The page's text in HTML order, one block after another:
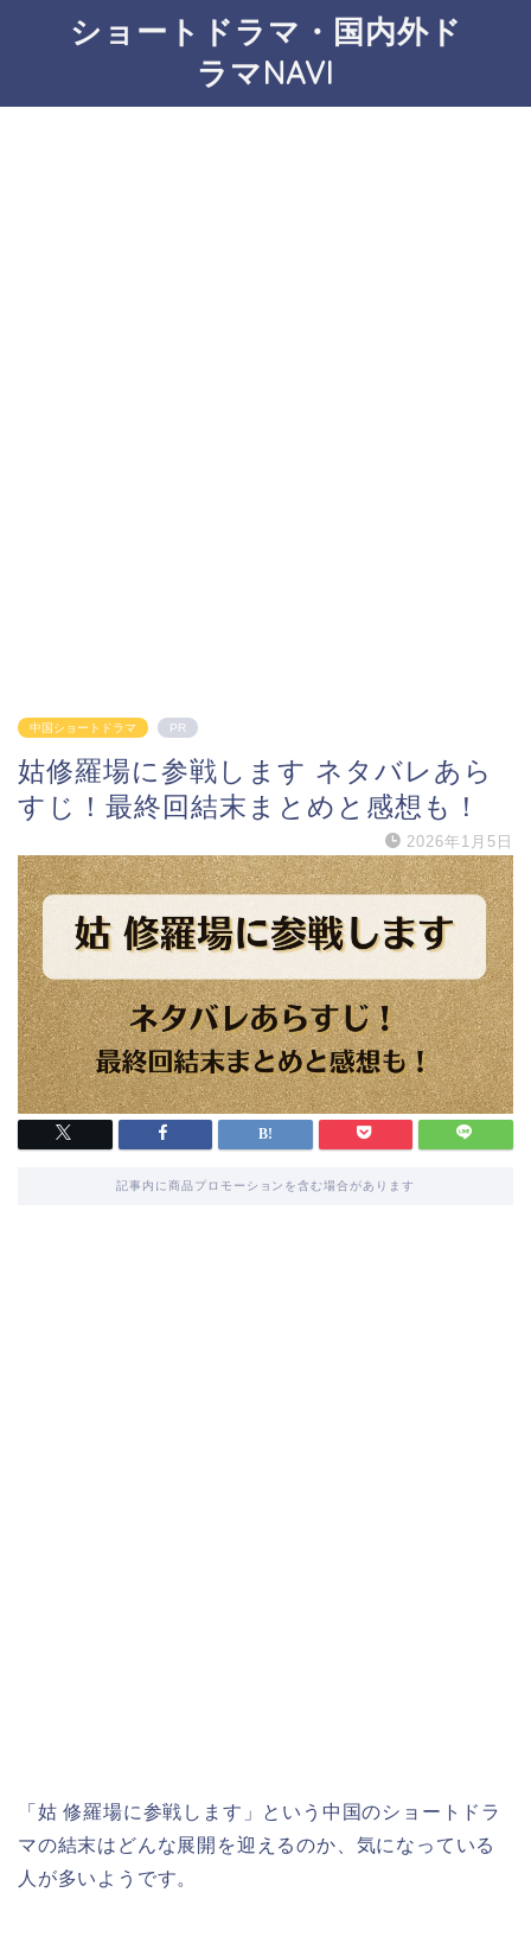
ショートドラマ・国内外ド
ラマNAVI
中国ショートドラマ PR
姑修羅場に参戦します ネタバレあら
すじ！最終回結末まとめと感想も！
2026年1月5日
記事内に商品プロモーションを含む場合があります
「姑 修羅場に参戦します」という中国のショートドラ
マの結末はどんな展開を迎えるのか、気になっている
人が多いようです。